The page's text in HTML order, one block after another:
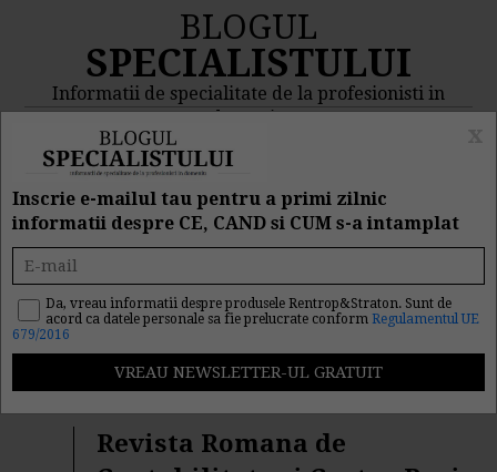
BLOGUL
SPECIALISTULUI
Informatii de specialitate de la profesionisti in
domeniu
MENIU
Rezultat cautare
"procedura fiscala"
Cautarea facuta dupa cuvantul/sirul de cuvinte
procedura fiscala" a returnat 264 articole.
Revista Romana de
Inscrie e-mailul tau pentru a primi zilnic
informatii despre CE, CAND si CUM s-a intamplat
Da, vreau informatii despre produsele Rentrop&Straton. Sunt de
acord ca datele personale sa fie prelucrate conform Regulamentul UE
679/2016